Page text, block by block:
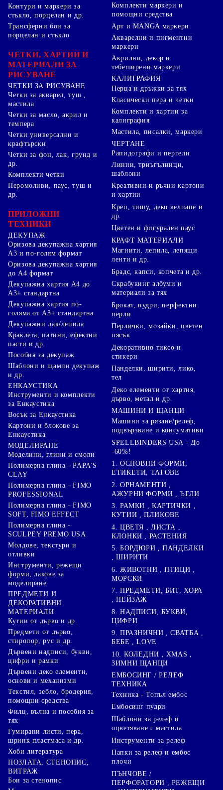
Контури и маркери за
стъкло, порцелан и др.
Трансферни бои за
порцелан и стъкло
ЧЕТКИ, ХАРТИИ И
МАТЕРИАЛИ ЗА
РИСУВАНЕ
ЧЕТКИ ЗА РИСУВАНЕ
Четки за акварел, туш ,
мастила
Четки за масло, акрил и
темпера
Четки универсални и
крафтърски
Четки за фон, лак, грунд и
др.
Комплекти четки
Комплекти маркери и
помощни средства
Арт и MANGA маркери
Акварелни и пигментни
маркери
Акрилни, декор и
тебеширени маркери
КАЛИГРАФИЯ
Перца и дръжки за тях
Класически пера и четки
Комплекти и хартии за
калиграфия
Мастила, писалки, маркери
ЧЕРТАНЕ
Рапидографи и пергели
Линии, триъгълници,
шаблони
Перомоливи, паус, туш и
др.
ПРИЛОЖНИ
ТЕХНИКИ
ДЕКУПАЖ
Оризова декупажна хартия
А3 и по-голям формат
Оризова декупажна хартия
до А4 формат
Декупажна хартия А4 до
А3+ стандартна
Декупажна хартия по-
голяма от А3+ стандартна
Декупажни лак/лепила
Краклета, патини, ефектни
пасти и др.
Пособия за декупаж
Шаблони и щампи декупаж
и др.
ЕНКАУСТИКА
Инструменти и комплекти
за Енкаустика
Восък за Енкаустика
Картони и блокове за
Енкаустика
МОДЕЛИРАНЕ
Моделини, глини и смоли
Полимерна глина - PAPA'S
CLAY
Полимерна глина - FIMO
PROFESSIONAL
Полимерна глина - FIMO
SOFT, FIMO EFFECT
Полимерна глина -
SCULPEY PREMO USA
Молдове, текстури и
отливки
Инструменти, режещи
форми, лакове за
моделиране
ПРЕДМЕТИ И
ДЕКОРАТИВНИ
МАТЕРИАЛИ
Кутии от дърво и др.
Предмети от дърво,
стиропор, pvc и др.
Дървени надписи, букви,
цифри и рамки
Дървени деко елементи,
основи и механизми
Текстил, зебло, бродерия,
помощни средства
Филц, вълна и пособия за
тях
Гумирани листи, пера,
шринк пластмаса и др.
Хоби литература
ПОЗЛАТА, СТЕНОПИС,
ВИТРАЖ
Бои за стенопис
Креативни и ръчни картони
и хартии
Креп, тишу, деко велпапе и
др.
Цветен и фигурален паус
КРАФТ МАТЕРИАЛИ
Магнити, лепила, лепящи
ленти и др.
Брадс, капси, копчета и др.
Скрабукинг албуми и
материали за тях
Брокат, пудри, перфектни
перли
Перлички, мозайки, цветен
пясък
Декоративно тиксо и
стикери
Панделки, ширити, лико,
тел
Деко елементи от хартия,
дърво, метал и др.
МАШИНИ И ЩАНЦИ
Машини за рязане/релеф,
подвързване и консумативи
SPELLBINDERS USA - До
-60%!
1. ОСНОВНИ ФОРМИ,
ЕТИКЕТИ, ТАГОВЕ
2. ОРНАМЕНТИ ,
АЖУРНИ ФОРМИ , ЪГЛИ
3. РАМКИ , КАРТИЧКИ ,
КУТИИ , ПЛИКОВЕ
4. ЦВЕТЯ , ЛИСТА ,
КЛОНКИ , РАСТЕНИЯ
5. БОРДЮРИ , ПАНДЕЛКИ
, ШИРИТИ
6. ЖИВОТНИ , ПТИЦИ ,
МОРСКИ
7. ПРЕДМЕТИ, БИТ, ХОРА
, ПЕЙЗАЖ
8. НАДПИСИ, БУКВИ,
ЦИФРИ
9. ПРАЗНИЧНИ , СВАТБА ,
БЕБЕ , LOVE
10. КОЛЕДНИ , XMAS ,
ЗИМНИ ЩАНЦИ
ЕМБОСИНГ / РЕЛЕФ
ТЕХНИКА
Техника - Топъл ембос
Ембосинг пудри
Шаблони за релеф и
оцветяване с мастила
Инструменти за релеф
Папки за релеф и ембос
плочи
ПЪНЧОВЕ /
ПЕРФОРАТОРИ , РЕЖЕЩИ